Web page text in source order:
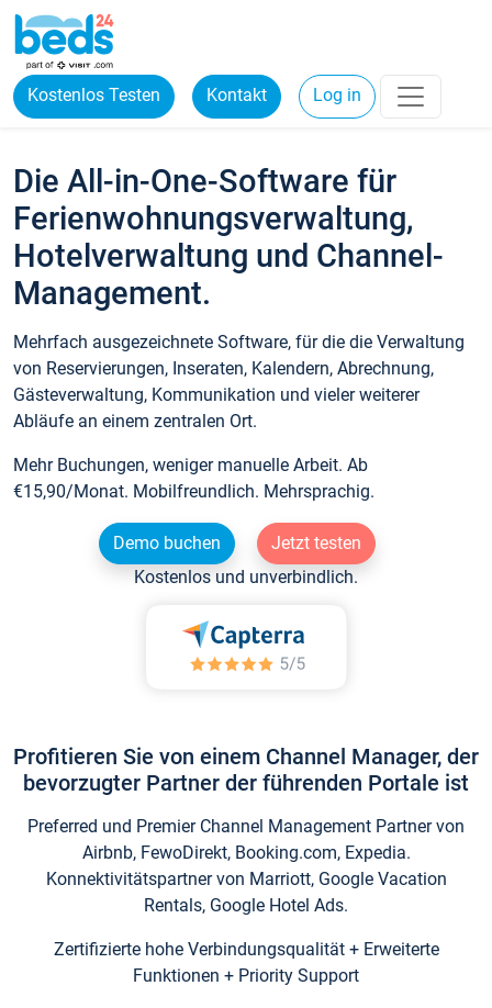
Kostenlos Testen Kontakt Log in
Die All-in-One-Software für
Ferienwohnungsverwaltung,
Hotelverwaltung und Channel-
Management.
Mehrfach ausgezeichnete Software, für die die Verwaltung
von Reservierungen, Inseraten, Kalendern, Abrechnung,
Gästeverwaltung, Kommunikation und vieler weiterer
Abläufe an einem zentralen Ort.
Mehr Buchungen, weniger manuelle Arbeit. Ab
€15,90/Monat. Mobilfreundlich. Mehrsprachig.
Demo buchen
Jetzt testen
Kostenlos und unverbindlich.
Profitieren Sie von einem Channel Manager, der
bevorzugter Partner der führenden Portale ist
Preferred und Premier Channel Management Partner von
Airbnb, FewoDirekt, Booking.com, Expedia.
Konnektivitätspartner von Marriott, Google Vacation
Rentals, Google Hotel Ads.
Zertifizierte hohe Verbindungsqualität + Erweiterte
Funktionen + Priority Support